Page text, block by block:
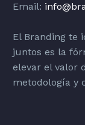
Email:
El Branding te
juntos es la
elevar el valor
metodología y